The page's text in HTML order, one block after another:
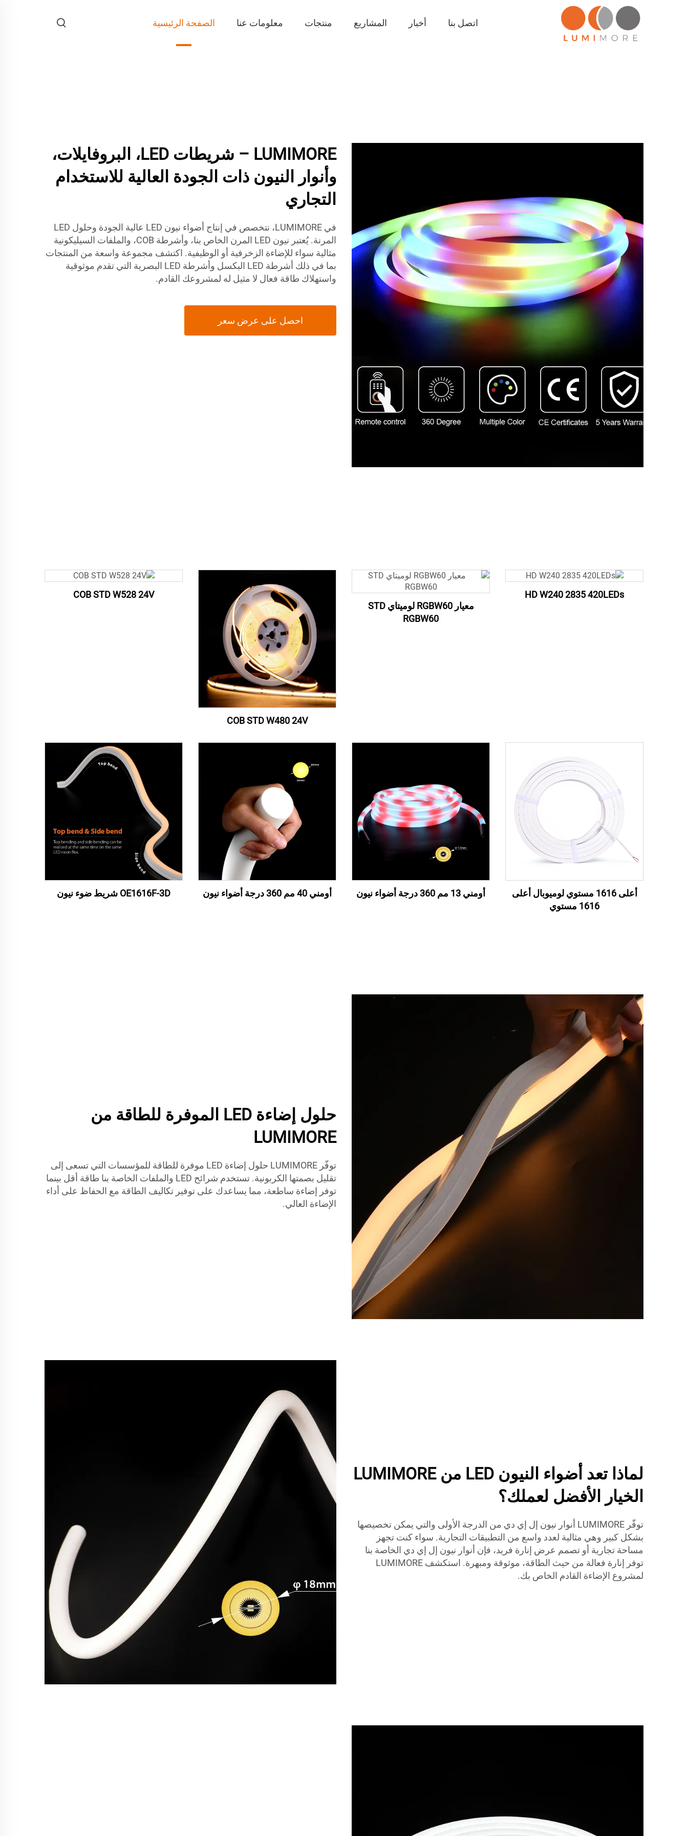
الصفحة الرئيسية معلومات عنا منتجات المشاريع أخبار اتصل بنا
LUMIMORE – شريطات LED، البروفايلات،
وأنوار النيون ذات الجودة العالية للاستخدام
التجاري
في LUMIMORE، نتخصص في إنتاج أضواء نيون LED عالية الجودة وحلول LED
المرنة. يُعتبر نيون LED المرن الخاص بنا، وأشرطة COB، والملفات السيليكونية
مثالية سواء للإضاءة الزخرفية أو الوظيفية. اكتشف مجموعة واسعة من المنتجات
بما في ذلك أشرطة LED البكسل وأشرطة LED البصرية التي تقدم موثوقية
واستهلاك طاقة فعال لا مثيل له لمشروعك القادم.
احصل على عرض سعر
HD W240 2835 420LEDs
معيار RGBW60 لوميتاي STD
RGBW60
COB STD W480 24V
COB STD W528 24V
أعلى 1616 مستوي لوميوبال أعلى
1616 مستوي
أومني 13 مم 360 درجة أضواء نيون أومني 40 مم 360 درجة أضواء نيون OE1616F-3D شريط ضوء نيون
حلول إضاءة LED الموفرة للطاقة من
LUMIMORE
توفّر LUMIMORE حلول إضاءة LED موفرة للطاقة للمؤسسات التي تسعى إلى
تقليل بصمتها الكربونية. تستخدم شرائح LED والملفات الخاصة بنا طاقة أقل بينما
توفر إضاءة ساطعة، مما يساعدك على توفير تكاليف الطاقة مع الحفاظ على أداء
الإضاءة العالي.
لماذا تعد أضواء النيون LED من LUMIMORE
الخيار الأفضل لعملك؟
توفّر LUMIMORE أنوار نيون إل إي دي من الدرجة الأولى والتي يمكن تخصيصها
بشكل كبير وهي مثالية لعدد واسع من التطبيقات التجارية. سواء كنت تجهز
مساحة تجارية أو تصمم عرض إنارة فريد، فإن أنوار نيون إل إي دي الخاصة بنا
توفر إنارة فعالة من حيث الطاقة، موثوقة ومبهرة. استكشف LUMIMORE
لمشروع الإضاءة القادم الخاص بك.